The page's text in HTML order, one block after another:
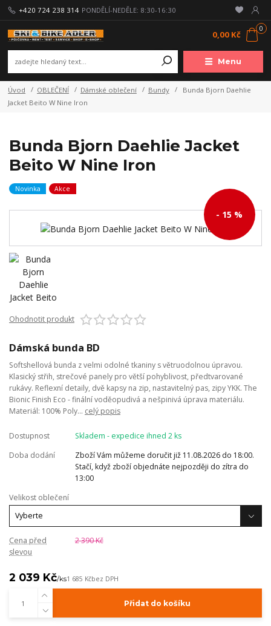
Menu
+420 724 238 314 PONDĚLÍ-NEDĚLE: 8:30-16:30
0
0,00 Kč
Úvod OBLEČENÍ Dámské oblečení Bundy
Bunda Bjorn Daehlie
Jacket Beito W Nine Iron
Bunda Bjorn Daehlie Jacket
Beito W Nine Iron
Novinka Akce
- 15 %
Ohodnotit produkt
Dámská bunda BD
Softshellová bunda z velmi odolné tkaniny s větruodolnou úpravou.
Klasický střih, strečové panely pro větší pohyblivost, předtvarované
rukávy. Reflexní detaily, dvě kapsy na zip, nastavitelný pas, zipy YKK. The
Bionic Finish Eco - finální voděopudivá a nešpinivá úprava materiálu.
Materiál: 100% Poly... celý popis
Dostupnost
Skladem - expedice ihned 2 ks
Doba dodání
Zboží Vám můžeme doručit již 11.08.2026 do 18:00.
Stačí, když zboží objednáte nejpozději do zítra do
13:00
Velikost oblečení
Cena před
slevou
2 390 Kč
2 039 Kč/ks1 685 Kčbez DPH
Přidat do košíku